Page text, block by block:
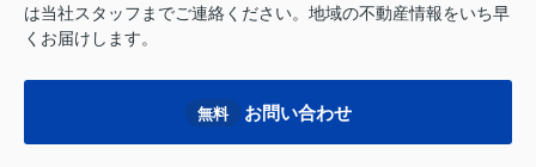
は当社スタッフまでご連絡ください。地域の不動産情報をいち早
くお届けします。
無料 お問い合わせ